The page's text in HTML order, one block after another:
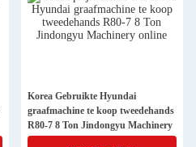
Korea Gebruikte Hyundai
graafmachine te koop tweedehands
R80-7 8 Ton Jindongyu Machinery